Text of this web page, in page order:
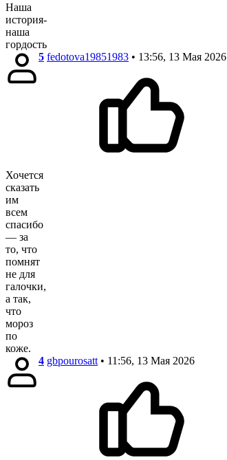
Наша
история-
наша
гордость
5 fedotova19851983 • 13:56, 13 Мая 2026
Хочется
сказать
им
всем
спасибо
— за
то, что
помнят
не для
галочки,
а так,
что
мороз
по
коже.
4 gbpourosatt • 11:56, 13 Мая 2026